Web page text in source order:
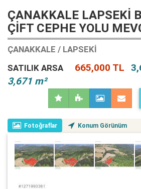
ÇANAKKALE LAPSEKİ
ÇİFT CEPHE YOLU
ÇANAKKALE / LAPSEKI
SATILIK ARSA
665,000 TL
3,671 m²
Fotoğraflar Konum Görünüm